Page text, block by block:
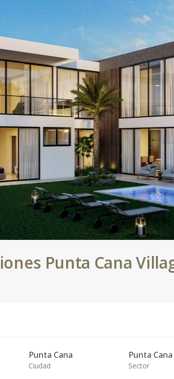
Punta Cana
Punta Cana
Ciudad
Punta
Sector